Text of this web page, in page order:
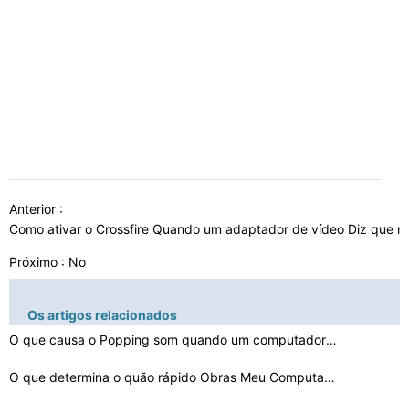
Anterior :
Como ativar o Crossfire Quando um adaptador de vídeo Diz que
Próximo : No
Os artigos relacionados
O que causa o Popping som quando um computador é ligad…
O que determina o quão rápido Obras Meu Computador